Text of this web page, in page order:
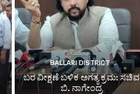
BALLARI DISTRICT
ಬರ ವೀಕ್ಷಣೆ ಬಳಿಕ ಅಗತ್ಯ ಕ್ರಮ: ಸಚಿವ
ಬಿ. ನಾಗೇಂದ್ರ